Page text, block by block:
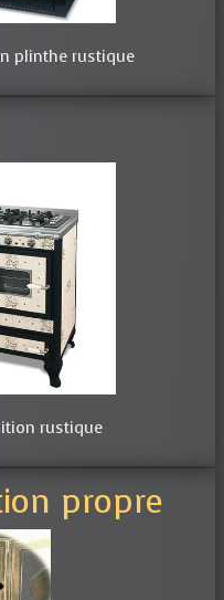
plinthe rustique
rustique
propre